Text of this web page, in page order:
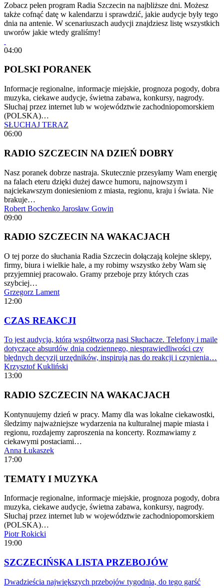
Zobacz pełen program Radia Szczecin na najbliższe dni. Możesz
także cofnąć datę w kalendarzu i sprawdzić, jakie audycje były tego
dnia na antenie. W scenariuszach audycji znajdziesz listę wszystkich
uworów jakie wtedy graliśmy!
04:00
POLSKI PORANEK
Informacje regionalne, informacje miejskie, prognoza pogody, dobra
muzyka, ciekawe audycje, świetna zabawa, konkursy, nagrody.
Słuchaj przez internet lub w województwie zachodniopomorskiem
(POLSKA)…
SŁUCHAJ TERAZ
06:00
RADIO SZCZECIN NA DZIEŃ DOBRY
Nasz poranek dobrze nastraja. Skutecznie przesyłamy Wam energię
na falach eteru dzięki dużej dawce humoru, najnowszym i
najciekawszym doniesieniom z miasta, regionu, kraju i świata. Nie
brakuje…
Robert Bochenko Jarosław Gowin
09:00
RADIO SZCZECIN NA WAKACJACH
O tej porze do słuchania Radia Szczecin dołączają kolejne sklepy,
firmy, biura i wielkie hale, a my robimy wszystko żeby Wam się
przyjemniej pracowało. Gramy przeboje przy których czas
szybciej…
Grzegorz Lament
12:00
CZAS REAKCJI
To jest audycja, którą współtworzą nasi Słuchacze. Telefony i maile
dotyczące absurdów dnia codziennego, niesprawiedliwości czy
błędnych decyzji urzędników, inspirują nas do reakcji i czynienia…
Krzysztof Kukliński
13:00
RADIO SZCZECIN NA WAKACJACH
Kontynuujemy dzień w pracy. Mamy dla was lokalne ciekawostki,
śledzimy najważniejsze wydarzenia na kulturalnej mapie miasta i
regionu, rozdajemy zaproszenia na koncerty. Rozmawiamy z
ciekawymi postaciami…
Anna Łukaszek
17:00
TEMATY I MUZYKA
Informacje regionalne, informacje miejskie, prognoza pogody, dobra
muzyka, ciekawe audycje, świetna zabawa, konkursy, nagrody.
Słuchaj przez internet lub w województwie zachodniopomorskiem
(POLSKA)…
Piotr Rokicki
19:00
SZCZECIŃSKA LISTA PRZEBOJÓW
Dwadzieścia największych przebojów tygodnia, do tego garść